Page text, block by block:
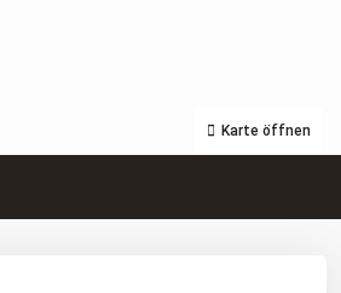
Karte öffnen